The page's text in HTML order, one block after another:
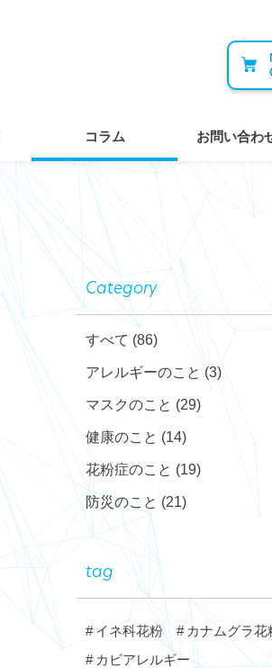
コラム お問い合わ
Category
すべて (86)
アレルギーのこと(3)
マスクのこと (29)
健康のこと (14)
花粉症のこと (19)
防災のこと (21)
tag
イネ科花粉
カナムグラ花
カビアレルギー